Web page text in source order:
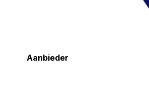
Aanbieder